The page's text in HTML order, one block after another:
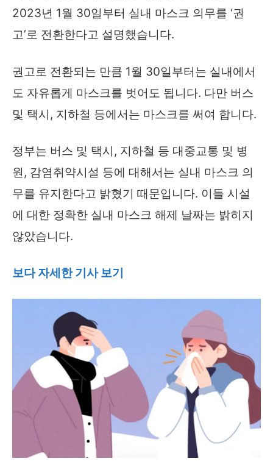
2023년 1월 30일부터 실내 마스크 의무를 ‘권
고’로 전환한다고 설명했습니다.
권고로 전환되는 만큼 1월 30일부터는 실내에서
도 자유롭게 마스크를 벗어도 됩니다. 다만 버스
및 택시, 지하철 등에서는 마스크를 써여 합니다.
정부는 버스 및 택시, 지하철 등 대중교통 및 병
원, 감염취약시설 등에 대해서는 실내 마스크 의
무를 유지한다고 밝혔기 때문입니다. 이들 시설
에 대한 정확한 실내 마스크 해제 날짜는 밝히지
않았습니다.
보다 자세한 기사 보기